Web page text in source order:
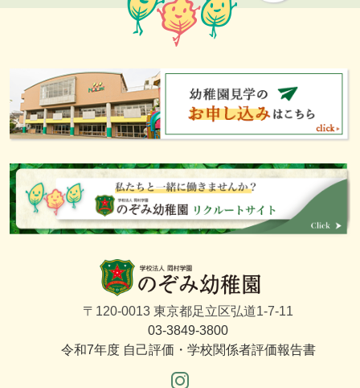
〒120-0013 東京都足立区弘道1-7-11
03-3849-3800
令和7年度 自己評価・学校関係者評価報告書